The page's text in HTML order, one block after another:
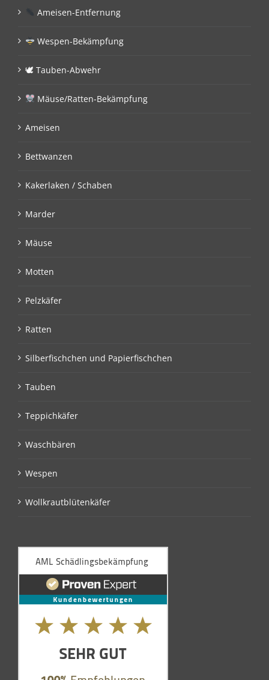
Ameisen-Entfernung
Wespen-Bekämpfung
🕊 Tauben-Abwehr
Mäuse/Ratten-Bekämpfung
Ameisen
Bettwanzen
Kakerlaken / Schaben
Marder
Mäuse
Motten
Pelzkäfer
Ratten
Silberfischchen und Papierfischchen
Tauben
Teppichkäfer
Waschbären
Wespen
Wollkrautblütenkäfer